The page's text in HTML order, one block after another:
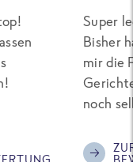
Super
Bisher
mir die
noch
Eiweiß.